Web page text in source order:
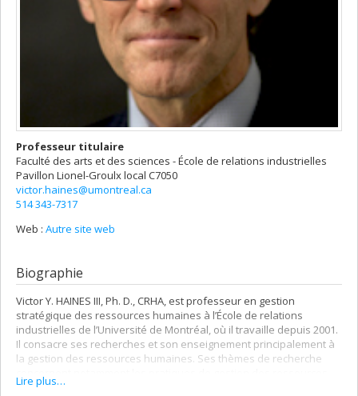
Professeur titulaire
Faculté des arts et des sciences - École de relations industrielles
Pavillon Lionel-Groulxlocal C7050
victor.haines@umontreal.ca
514 343-7317
Web : Autre site web
Biographie
Victor Y. HAINES III, Ph. D., CRHA, est professeur en gestion
stratégique des ressources humaines à l’École de relations
industrielles de l’Université de Montréal, où il travaille depuis 2001.
Il consacre ses recherches et son enseignement principalement à
la gestion des ressources humaines. Ses thèmes de recherche
humaines à haute performance et leur influence sur le
Lire plus…